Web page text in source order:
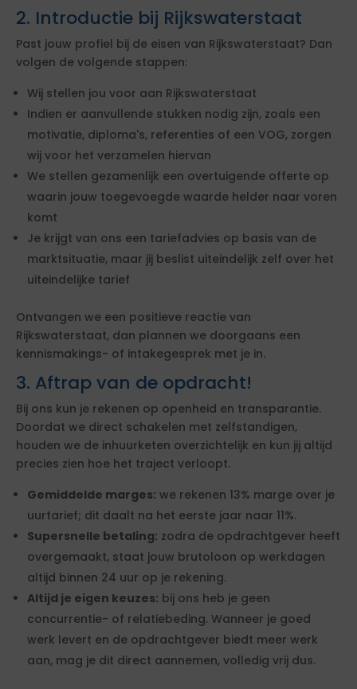
2. Introductie bij Rijkswaterstaat
Past jouw profiel bij de eisen van Rijkswaterstaat? Dan
volgen de volgende stappen:
Wij stellen jou voor aan Rijkswaterstaat
Indien er aanvullende stukken nodig zijn, zoals een
motivatie, diploma's, referenties of een VOG, zorgen
wij voor het verzamelen hiervan
We stellen gezamenlijk een overtuigende offerte op
waarin jouw toegevoegde waarde helder naar voren
komt
Je krijgt van ons een tariefadvies op basis van de
marktsituatie, maar jij beslist uiteindelijk zelf over het
uiteindelijke tarief
Ontvangen we een positieve reactie van
Rijkswaterstaat, dan plannen we doorgaans een
kennismakings- of intakegesprek met je in.
3. Aftrap van de opdracht!
Bij ons kun je rekenen op openheid en transparantie.
Doordat we direct schakelen met zelfstandigen,
houden we de inhuurketen overzichtelijk en kun jij altijd
precies zien hoe het traject verloopt.
Gemiddelde marges: we rekenen 13% marge over je
uurtarief; dit daalt na het eerste jaar naar 11%.
Supersnelle betaling: zodra de opdrachtgever heeft
overgemaakt, staat jouw brutoloon op werkdagen
altijd binnen 24 uur op je rekening.
Altijd je eigen keuzes: bij ons heb je geen
concurrentie- of relatiebeding. Wanneer je goed
werk levert en de opdrachtgever biedt meer werk
aan, mag je dit direct aannemen, volledig vrij dus.